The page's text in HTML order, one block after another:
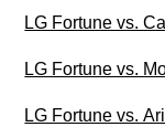
LG Fortune vs.
LG Fortune vs.
LG Fortune vs.